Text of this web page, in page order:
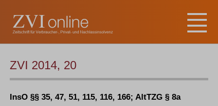
ZVI 2014, 20
InsO §§ 35, 47, 51, 115, 116, 166; AltTZG § 8a